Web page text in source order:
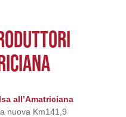
all’Amatriciana
nuova Km141,9